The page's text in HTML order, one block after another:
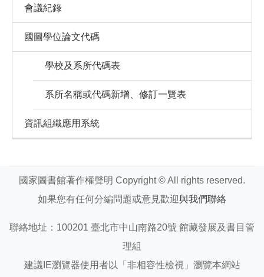
會議紀錄
國圖學位論文代碼
學校及系所代碼表
系所名稱或代碼新增、修訂一覽表
資訊組織應用系統
國家圖書館著作權聲明 Copyright © All rights reserved.
如果您有任何分編問題或意見歡迎與我們聯絡
聯絡地址：100201 臺北市中山南路20號 館藏發展及書目管
理組
建議IE瀏覽器使用者以「非相容性檢視」瀏覽本網站